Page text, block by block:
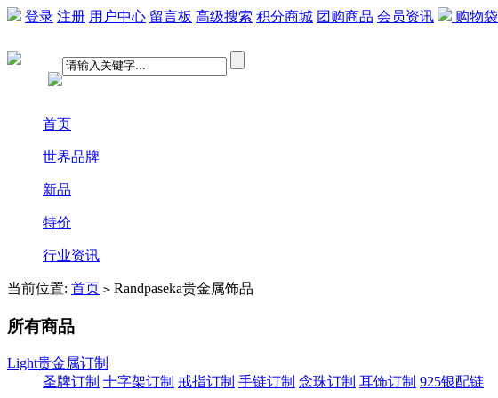
登录 注册 用户中心 留言板 高级搜索 积分商城 团购商品 会员资讯 购物袋
首页
世界品牌
新品
特价
行业资讯
当前位置: 首页 > Randpaseka贵金属饰品
所有商品
Light贵金属订制
圣牌订制 十字架订制 戒指订制 手链订制 念珠订制 耳饰订制 925银配链